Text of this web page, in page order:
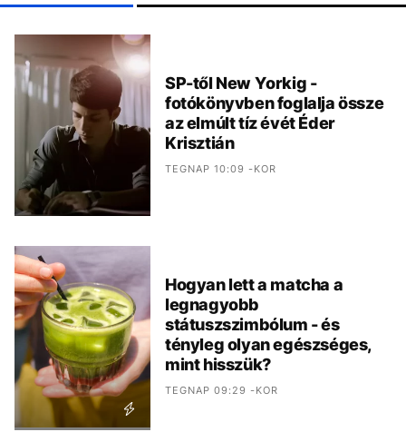
SP-től New Yorkig -
fotókönyvben foglalja össze
az elmúlt tíz évét Éder
Krisztián
TEGNAP 10:09 -KOR
Hogyan lett a matcha a
legnagyobb
státuszszimbólum - és
tényleg olyan egészséges,
mint hisszük?
TEGNAP 09:29 -KOR